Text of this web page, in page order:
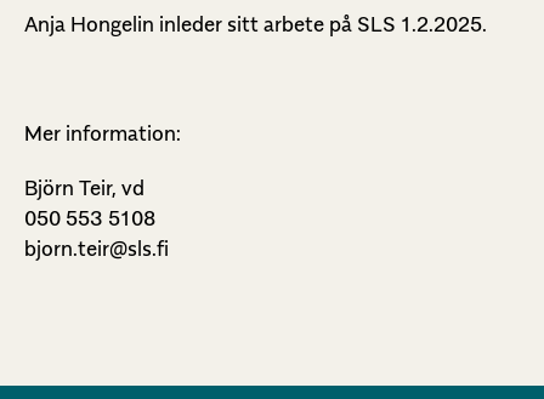
Anja Hongelin inleder sitt arbete på SLS 1.2.2025.
Mer information:
Björn Teir, vd
050 553 5108
bjorn.teir@sls.fi